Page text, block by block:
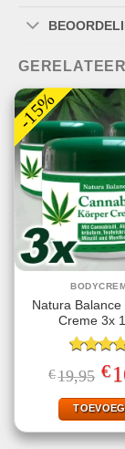
-15%
Natura
Creme 3x
5.00uit
€19,95 €